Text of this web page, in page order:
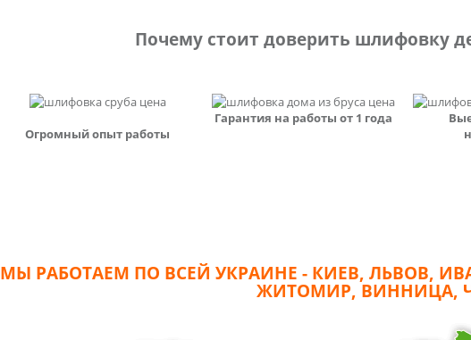
Почему стоит доверить шлифовку
Огромный опыт работы
Гарантия на работы от 1 года
МЫ РАБОТАЕМ ПО ВСЕЙ УКРАИНЕ - КИЕВ, ЛЬВОВ,
ЖИТОМИР, ВИННИЦА,